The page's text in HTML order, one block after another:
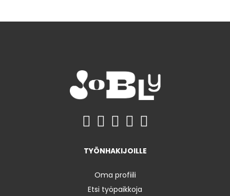
TYÖNHAKIJOILLE
Oma profiili
Etsi työpaikkoja